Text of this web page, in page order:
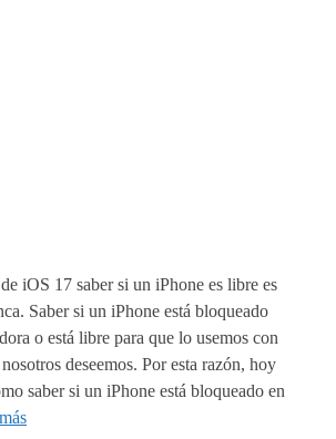
iOS 17 saber si un iPhone es libre es
Saber si un iPhone está bloqueado
o está libre para que lo usemos con
deseemos. Por esta razón, hoy
saber si un iPhone está bloqueado en